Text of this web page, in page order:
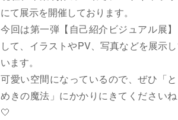
にて展示を開催しております。
今回は第一弾【自己紹介ビジュアル展】
して、イラストやPV、写真などを展示
います。
可愛い空間になっているので、ぜひ「と
めきの魔法」にかかりにきてください
🤍